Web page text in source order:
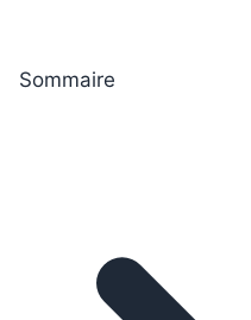
Sommaire